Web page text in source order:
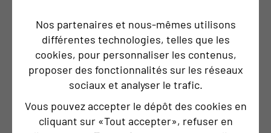
personnel pour : traiter et répondre aux demandes
du prospect, client ou de candidats à des offres
d’emploi ou en candidature spontanée, reçues via
les formulaires "Contactez-nous" et par d'autres
d'exécuter un contrat, une proposition de services,
un devis, un processus de recrutement, etc.
Nos partenaires et nous-mêmes utilisons
différentes technologies, telles que les
cookies, pour personnaliser les contenus,
proposer des fonctionnalités sur les réseaux
sociaux et analyser le trafic.
Vous pouvez accepter le dépôt des cookies en
cliquant sur «Tout accepter», refuser en